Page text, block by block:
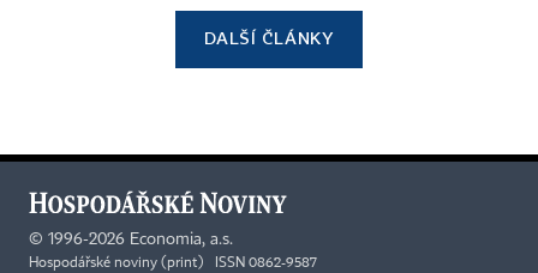
DALŠÍ ČLÁNKY
© 1996-2026 Economia, a.s.
Hospodářské noviny (print) ISSN 0862-9587